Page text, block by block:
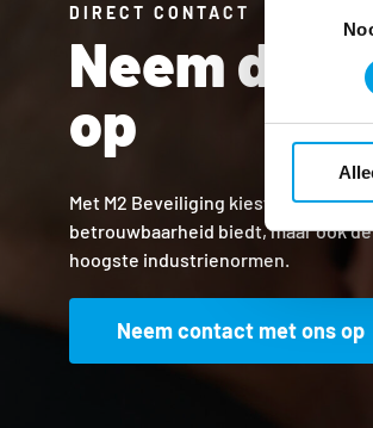
DIRECT CONTACT
Neem
op
Met M2 Beveiliging kiest u voor
betrouwbaarheid biedt, maar ook
hoogste industrienormen.
Neem contact met ons op